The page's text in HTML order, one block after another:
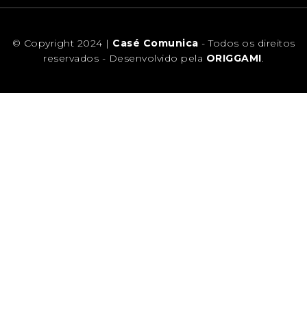
© Copyright 2024 | Casé Comunica - Todos os direitos
reservados - Desenvolvido pela ORIGGAMI.